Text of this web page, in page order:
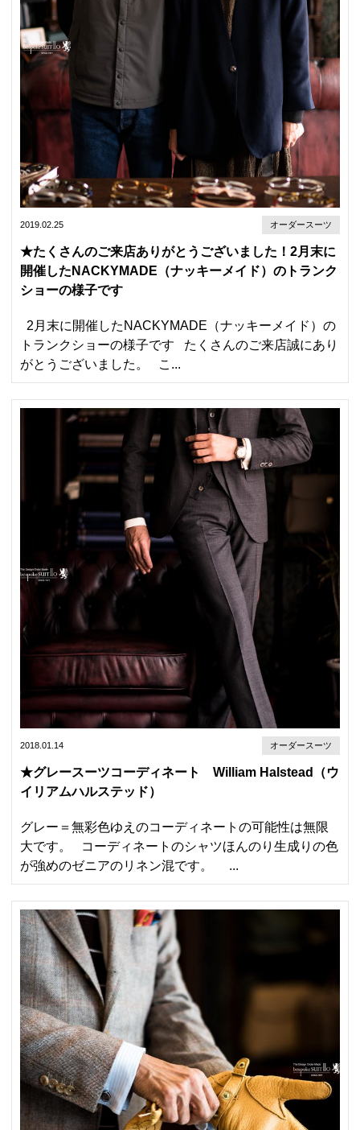
2019.02.25 オーダースーツ
★たくさんのご来店ありがとうございました！2月末に
開催したNACKYMADE（ナッキーメイド）のトランク
ショーの様子です
2月末に開催したNACKYMADE（ナッキーメイド）の
トランクショーの様子です たくさんのご来店誠にあり
がとうございました。 こ...
2018.01.14 オーダースーツ
★グレースーツコーディネート William Halstead（ウ
イリアムハルステッド）
グレー＝無彩色ゆえのコーディネートの可能性は無限
大です。 コーディネートのシャツほんのり生成りの色
が強めのゼニアのリネン混です。 ...